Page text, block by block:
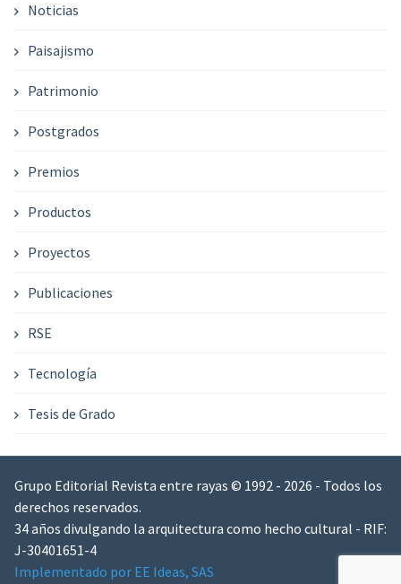
Noticias
Paisajismo
Patrimonio
Postgrados
Premios
Productos
Proyectos
Publicaciones
RSE
Tecnología
Tesis de Grado
Grupo Editorial Revista entre rayas © 1992 - 2026 - Todos los
derechos reservados.
34 años divulgando la arquitectura como hecho cultural - RIF:
J-30401651-4
Implementado por EE Ideas, SAS